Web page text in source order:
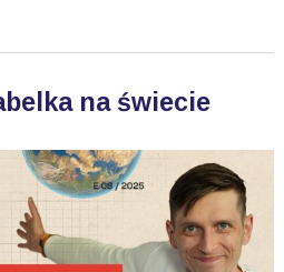
na świecie